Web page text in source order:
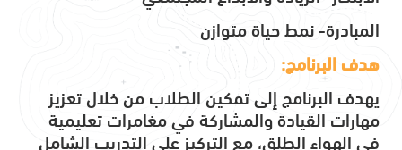
المبادرة- نمط حياة متوازن
هدف البرنامج:
يهدف البرنامج إلى تمكين الطلاب من خلال تعزيز
مهارات القيادة والمشاركة في مغامرات تعليمية
في الهواء الطلق، مع التركيز على التدريب الشامل